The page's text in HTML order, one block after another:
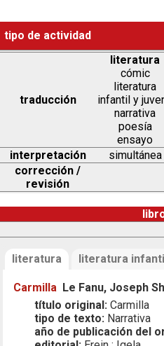
tipo de actividad
traducción
literatura
cómic
literatura
infantil y
narrativa
poesía
ensayo
interpretación simultánea
corrección /
revisión
literatura literatura
Carmilla Le Fanu, Joseph
título original: Carmilla
tipo de texto: Narrativa
año de publicación del